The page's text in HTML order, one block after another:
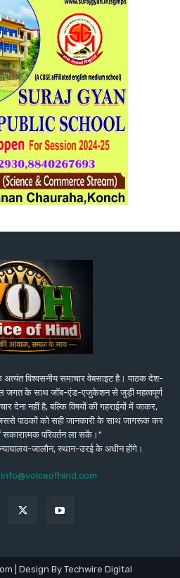
विश्वसनीय समाचार वेबसाइट है। पाठक देश-
जगत के साथ जॉब-एंड-एजुकेशन से जुड़ी महत्वपूर्ण
देना नहीं है, बल्कि विषयों की गहराईयों में जाकर,
पाठकों को सही जानकारी के साथ जागरूक कर
परिवर्तन ला सकें।"
जालौन, स्थान-उरई के अधीन होंगे।
info@voiceofhind.com
| Design By Techwire Digital